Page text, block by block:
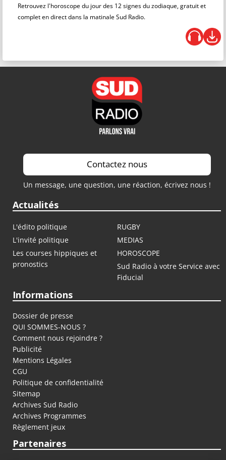
Retrouvez l'horoscope du jour des 12 signes du zodiaque, gratuit et
complet en direct dans la matinale Sud Radio.
Contactez nous
Un message, une question, une réaction, écrivez nous !
Actualités
L'édito politique
RUGBY
L'invité politique
MEDIAS
Les courses hippiques et
pronostics
HOROSCOPE
Sud Radio à votre Service avec
Fiducial
Informations
Dossier de presse
QUI SOMMES-NOUS ?
Comment nous rejoindre ?
Publicité
Mentions Légales
CGU
Politique de confidentialité
Sitemap
Archives Sud Radio
Archives Programmes
Règlement jeux
Partenaires